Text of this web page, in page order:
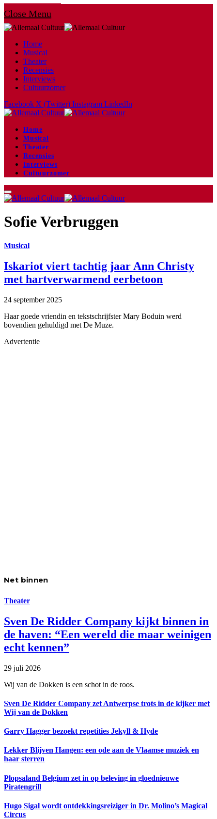
Close Menu
Home
Musical
Theater
Recensies
Interviews
Cultuurzomer
Facebook X (Twitter) Instagram LinkedIn
Home
Musical
Theater
Recensies
Interviews
Cultuurzomer
Sofie Verbruggen
Musical
Iskariot viert tachtig jaar Ann Christy
met hartverwarmend eerbetoon
24 september 2025
Haar goede vriendin en tekstschrijfster Mary Boduin werd
bovendien gehuldigd met De Muze.
Advertentie
Net binnen
Theater
Sven De Ridder Company kijkt binnen in
de haven: “Een wereld die maar weinigen
echt kennen”
29 juli 2026
Wij van de Dokken is een schot in de roos.
Sven De Ridder Company zet Antwerpse trots in de kijker met
Wij van de Dokken
Garry Hagger bezoekt repetities Jekyll & Hyde
Lekker Blijven Hangen: een ode aan de Vlaamse muziek en
haar sterren
Plopsaland Belgium zet in op beleving in gloednieuwe
Piratengrill
Hugo Sigal wordt ontdekkingsreiziger in Dr. Molino’s Magical
Circus